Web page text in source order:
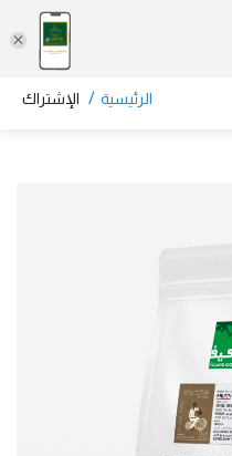
EN
الرئيسية / الإشتراك